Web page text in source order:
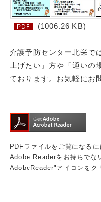
PDF (1006.26 KB)
介護予防センター北栄で
上げたい」方や「通いの
ております。お気軽にお
PDFファイルをご覧になる
Adobe Readerをお持ちでな
AdobeReader"アイコンをク